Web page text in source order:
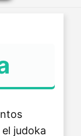
judoka